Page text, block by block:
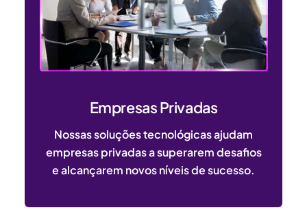
Empresas Privadas
Nossas soluções tecnológicas ajudam
empresas privadas a superarem desafios
e alcançarem novos níveis de sucesso.